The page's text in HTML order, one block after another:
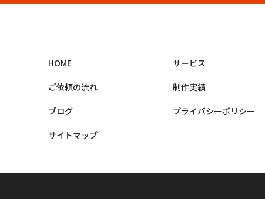
HOME サービス
ご依頼の流れ 制作実績
ブログ プライバシーポリシー
サイトマップ